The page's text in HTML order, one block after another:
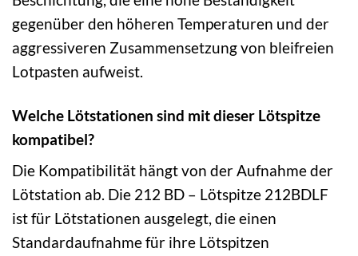
gegenüber den höheren Temperaturen und der
aggressiveren Zusammensetzung von bleifreien
Lotpasten aufweist.
Welche Lötstationen sind mit dieser Lötspitze
kompatibel?
Die Kompatibilität hängt von der Aufnahme der
Lötstation ab. Die 212 BD – Lötspitze 212BDLF
ist für Lötstationen ausgelegt, die einen
Standardaufnahme für ihre Lötspitzen